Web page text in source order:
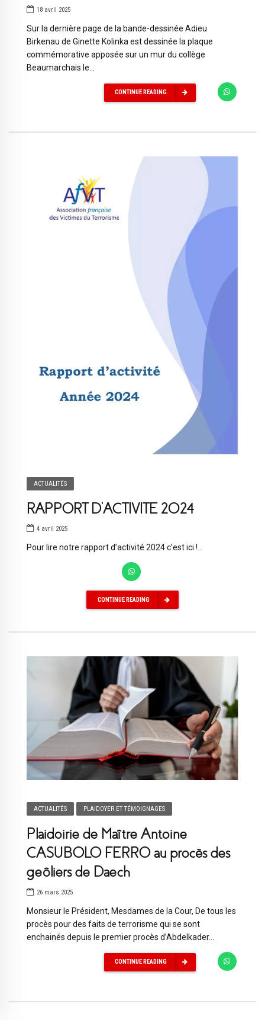
18 avril 2025
Sur la dernière page de la bande-dessinée Adieu
Birkenau de Ginette Kolinka est dessinée la plaque
commémorative apposée sur un mur du collège
Beaumarchais le...
CONTINUE READING
ACTUALITÉS
RAPPORT D’ACTIVITE 2024
4 avril 2025
Pour lire notre rapport d’activité 2024 c’est ici !...
CONTINUE READING
ACTUALITÉS PLAIDOYER ET TÉMOIGNAGES
Plaidoirie de Maître Antoine
CASUBOLO FERRO au procès des
geôliers de Daech
26 mars 2025
Monsieur le Président, Mesdames de la Cour, De tous les
procès pour des faits de terrorisme qui se sont
enchainés depuis le premier procès d’Abdelkader...
CONTINUE READING